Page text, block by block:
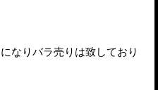
なりバラ売りは致しており